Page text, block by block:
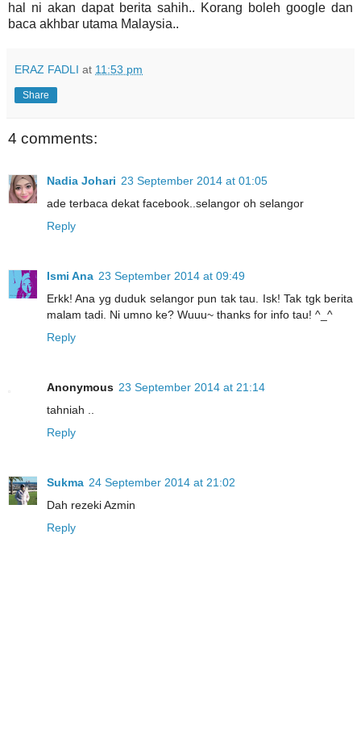
hal ni akan dapat berita sahih.. Korang boleh google dan
baca akhbar utama Malaysia..
ERAZ FADLI at 11:53 pm
Share
4 comments:
Nadia Johari 23 September 2014 at 01:05
ade terbaca dekat facebook..selangor oh selangor
Reply
Ismi Ana 23 September 2014 at 09:49
Erkk! Ana yg duduk selangor pun tak tau. Isk! Tak tgk berita
malam tadi. Ni umno ke? Wuuu~ thanks for info tau! ^_^
Reply
Anonymous 23 September 2014 at 21:14
tahniah ..
Reply
Sukma 24 September 2014 at 21:02
Dah rezeki Azmin
Reply